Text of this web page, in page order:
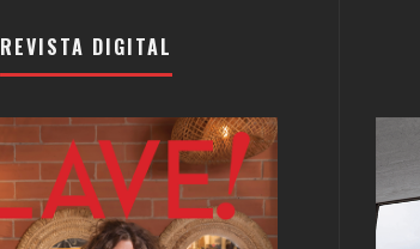
REVISTA DIGITAL